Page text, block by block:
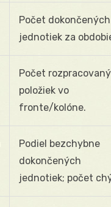
Počet dokončených
jednotiek za
Počet
položiek vo
fronte/kolóne.
Podiel bezchybne
dokončených
jednotiek; počet